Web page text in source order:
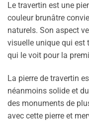
Le travertin est une
couleur brunâtre
naturels. Son aspect
visuelle unique qui est
qui le voit pour la
La pierre de travertin
néanmoins solide et
des monuments de
avec cette pierre et